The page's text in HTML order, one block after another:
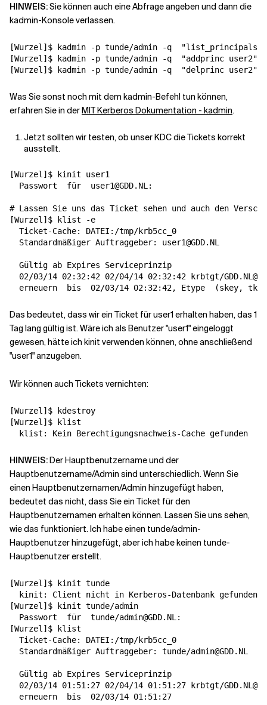
HINWEIS:Sie können auch eine Abfrage angeben und dann die
kadmin-Konsole verlassen.
[Wurzel ] $ kadmin -p tunde/admin -q
"list_principals"
[Wurzel ] $ kadmin -p tunde/admin -q
"addprinc user2"
[Wurzel ] $ kadmin -p tunde/admin -q "delprinc user2"
Was Sie sonst noch mit dem kadmin-Befehl tun können,
erfahren Sie in derMIT Kerberos Dokumentation - kadmin.
Jetzt sollten wir testen, ob unser KDC die Tickets korrekt
ausstellt.
[Wurzel ] $ kinit user1
  Passwort
für
  user1@GDD.NL:
# Lassen Sie uns das Ticket sehen und auch den
[Wurzel ] $ klist -e
  Ticket-Cache: DATEI:/tmp/krb5cc_0
  Standardmäßiger Auftraggeber: user1@GDD.NL
  Gültig ab Expires Serviceprinzip
02/03/14 02:32:42 02/04/14 02:32:42 krbtgt/
  erneuern
bis
  02/03/14 02:32:42, Etype
(skey, tkt
Das bedeutet, dass wir ein Ticket für user1 erhalten haben, das 1
Tag lang gültig ist. Wäre ich als Benutzer "user1" eingeloggt
gewesen, hätte ich kinit verwenden können, ohne anschließend
"user1" anzugeben.
Wir können auch Tickets vernichten:
[Wurzel ]
[Wurzel ] $ klist
  klist: Kein Berechtigungsnachweis-Cache gefunden
HINWEIS:Der Hauptbenutzername und der
Hauptbenutzername/Admin sind unterschiedlich. Wenn Sie
einen Hauptbenutzernamen/Admin hinzugefügt haben,
bedeutet das nicht, dass Sie ein Ticket für den
Hauptbenutzernamen erhalten können. Lassen Sie uns sehen,
wie das funktioniert. Ich habe einen tunde/admin-
Hauptbenutzer hinzugefügt, aber ich habe keinen tunde-
Hauptbenutzer erstellt.
[Wurzel ] $ kinit tunde
  kinit: Client nicht in Kerberos-Datenbank gefunden
[Wurzel ] $ kinit tunde/admin
  Passwort
für
[Wurzel ] $ klist
  Ticket-Cache: DATEI:/tmp/krb5cc_0
  Standardmäßiger Auftraggeber: tunde/admin@GDD.NL
  Gültig ab Expires Serviceprinzip
02/03/14 01:51:27 02/04/14 01:51:27 krbtgt/
  erneuern
bis